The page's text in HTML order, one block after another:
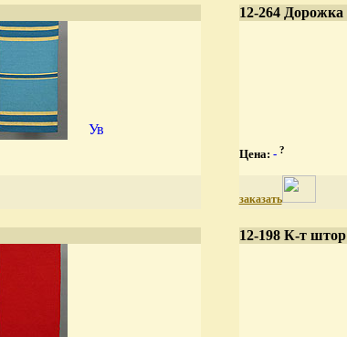
12-264 Дорожка
Цена: - ?
заказать
12-198 К-т штор